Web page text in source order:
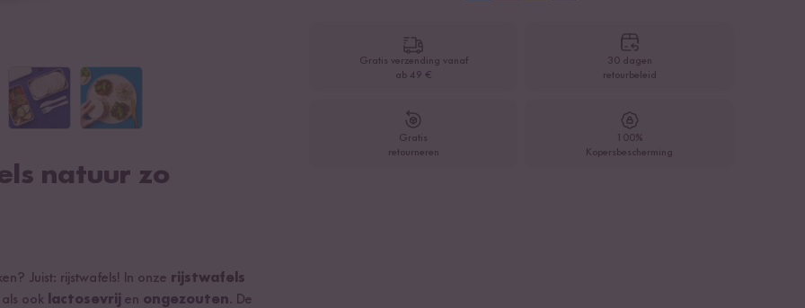
Gratis verzending vanaf
ab 49 €
30 dagen
retourbeleid
Gratis
retourneren
100%
Kopersbescherming
natuur zo
Juist: rijstwafels! In onze rijstwafels
als ook lactosevrij en ongezouten. De